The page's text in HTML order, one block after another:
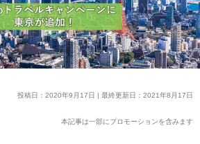
投稿日：2020年9月17日 | 最終更新日：2021年8月17日
本記事は一部にプロモーションを含みます